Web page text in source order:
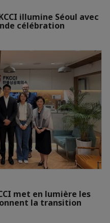
illumine Séoul avec
célébration
met en lumière les
la transition